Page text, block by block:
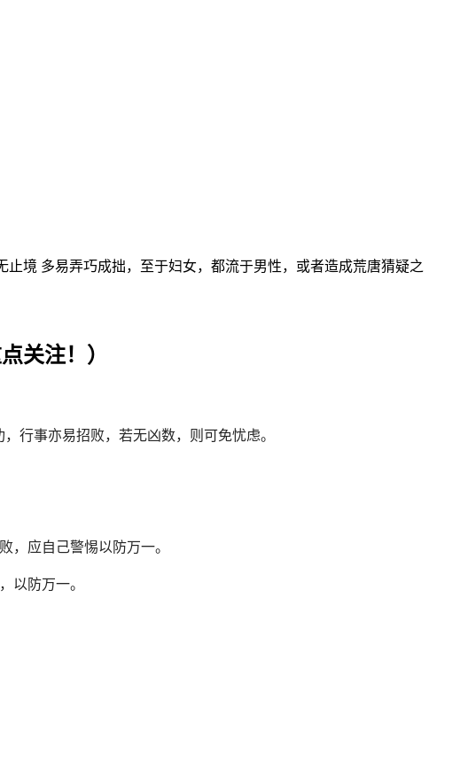
境 多易弄巧成拙，至于妇女，都流于男性，或者造成荒唐猜疑之
关注！）
行事亦易招败，若无凶数，则可免忧虑。
，应自己警惕以防万一。
以防万一。